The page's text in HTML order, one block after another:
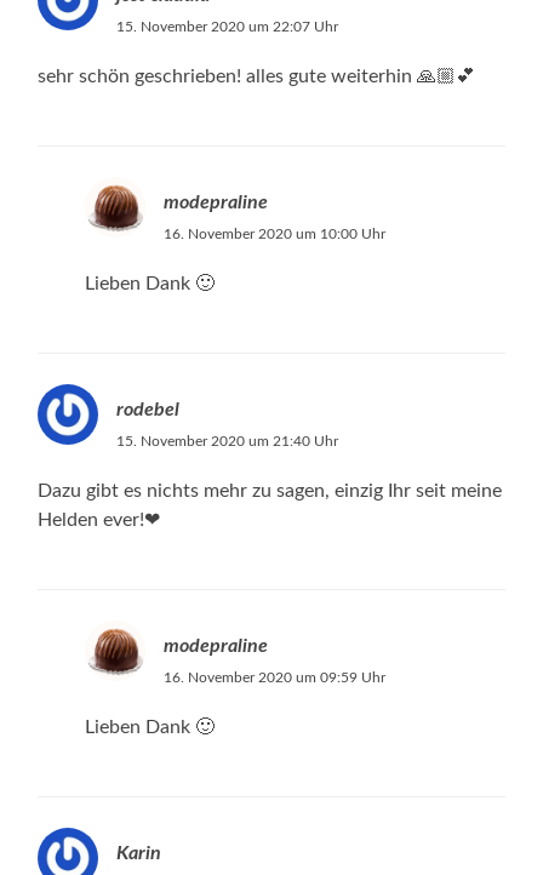
15. November 2020 um 22:07 Uhr
sehr schön geschrieben! alles gute weiterhin 🙏🏼💕
modepraline
16. November 2020 um 10:00 Uhr
Lieben Dank 🙂
rodebel
15. November 2020 um 21:40 Uhr
Dazu gibt es nichts mehr zu sagen, einzig Ihr seit meine
Helden ever!❤
modepraline
16. November 2020 um 09:59 Uhr
Lieben Dank 🙂
Karin